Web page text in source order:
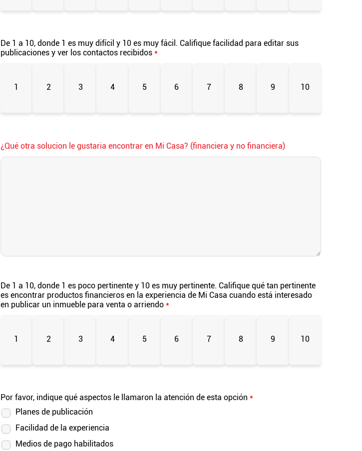
De 1 a 10, donde 1 es muy difícil y 10 es muy fácil. Califique facilidad para editar sus
publicaciones y ver los contactos recibidos *
1 2 3 4 5 6 7 8 9 10
¿Qué otra solucion le gustaria encontrar en Mi Casa? (financiera y no financiera)
De 1 a 10, donde 1 es poco pertinente y 10 es muy pertinente. Califique qué tan pertinente
es encontrar productos financieros en la experiencia de Mi Casa cuando está interesado
en publicar un inmueble para venta o arriendo *
1 2 3 4 5 6 7 8 9 10
Por favor, indique qué aspectos le llamaron la atención de esta opción *
Planes de publicación
Facilidad de la experiencia
Medios de pago habilitados